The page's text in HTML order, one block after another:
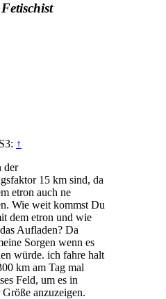
↑
der
15 km sind, da
etron auch ne
Wie weit kommst Du
dem etron und wie
Aufladen? Da
Sorgen wenn es
würde. ich fahre halt
km am Tag mal
Feld, um es in
anzuzeigen.